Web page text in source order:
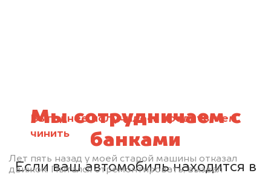
Выгоднее получилось продать, чем
чинить
Лет пять назад у моей старой машины отказал
движок. Пытался отремонтировать, вызвал
Мы сотрудничаем с
банками
Если ваш автомобиль находится в